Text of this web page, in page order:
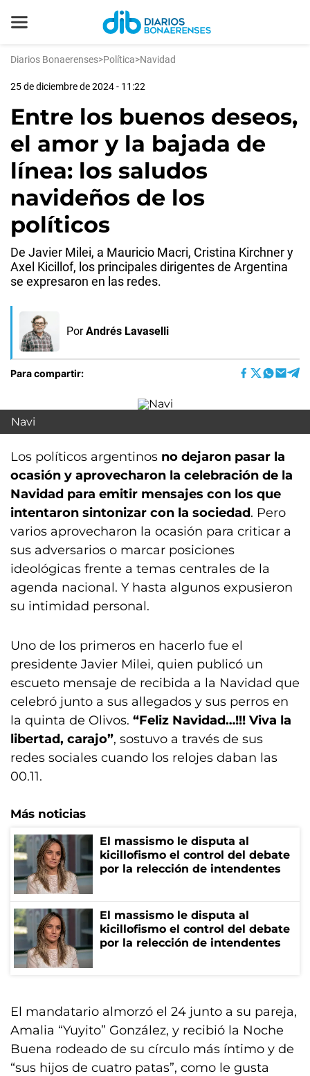
Diarios Bonaerenses>Política>Navidad
25 de diciembre de 2024 - 11:22
Entre los buenos deseos,
el amor y la bajada de
línea: los saludos
navideños de los
políticos
De Javier Milei, a Mauricio Macri, Cristina Kirchner y
Axel Kicillof, los principales dirigentes de Argentina
se expresaron en las redes.
Por Andrés Lavaselli
Para compartir:
Navi
Los políticos argentinos no dejaron pasar la
ocasión y aprovecharon la celebración de la
Navidad para emitir mensajes con los que
intentaron sintonizar con la sociedad. Pero
varios aprovecharon la ocasión para criticar a
sus adversarios o marcar posiciones
ideológicas frente a temas centrales de la
agenda nacional. Y hasta algunos expusieron
su intimidad personal.
Uno de los primeros en hacerlo fue el
presidente Javier Milei, quien publicó un
escueto mensaje de recibida a la Navidad que
celebró junto a sus allegados y sus perros en
la quinta de Olivos. “Feliz Navidad…!!! Viva la
libertad, carajo”, sostuvo a través de sus
redes sociales cuando los relojes daban las
00.11.
Más noticias
El massismo le disputa al
kicillofismo el control del debate
por la relección de intendentes
El massismo le disputa al
kicillofismo el control del debate
por la relección de intendentes
El mandatario almorzó el 24 junto a su pareja,
Amalia “Yuyito” González, y recibió la Noche
Buena rodeado de su círculo más íntimo y de
“sus hijos de cuatro patas”, como le gusta